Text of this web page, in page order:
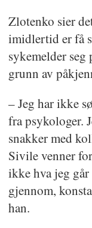
Zlotenko sier
imidlertid er få
sykemelder seg
grunn av
– Jeg har ikke
fra psykologer.
snakker med
Sivile venner
ikke hva jeg går
gjennom,
han.